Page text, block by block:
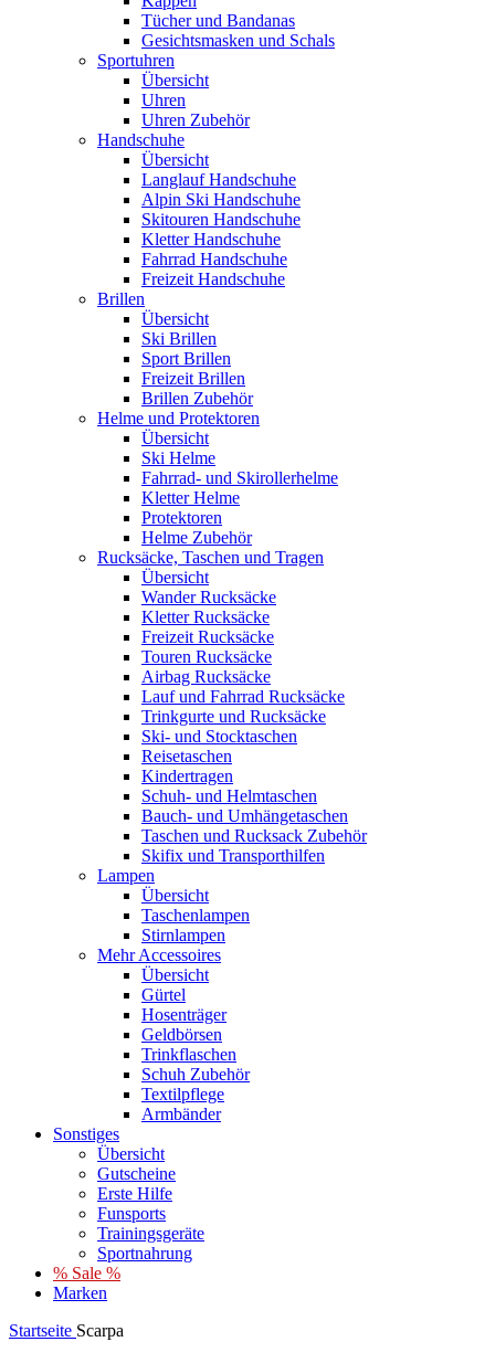
Tücher und Bandanas
Gesichtsmasken und Schals
Sportuhren
Übersicht
Uhren
Uhren Zubehör
Handschuhe
Übersicht
Langlauf Handschuhe
Alpin Ski Handschuhe
Skitouren Handschuhe
Kletter Handschuhe
Fahrrad Handschuhe
Freizeit Handschuhe
Brillen
Übersicht
Ski Brillen
Sport Brillen
Freizeit Brillen
Brillen Zubehör
Helme und Protektoren
Übersicht
Ski Helme
Fahrrad- und Skirollerhelme
Kletter Helme
Protektoren
Helme Zubehör
Rucksäcke, Taschen und Tragen
Übersicht
Wander Rucksäcke
Kletter Rucksäcke
Freizeit Rucksäcke
Touren Rucksäcke
Airbag Rucksäcke
Lauf und Fahrrad Rucksäcke
Trinkgurte und Rucksäcke
Ski- und Stocktaschen
Reisetaschen
Kindertragen
Schuh- und Helmtaschen
Bauch- und Umhängetaschen
Taschen und Rucksack Zubehör
Skifix und Transporthilfen
Lampen
Übersicht
Taschenlampen
Stirnlampen
Mehr Accessoires
Übersicht
Gürtel
Hosenträger
Geldbörsen
Trinkflaschen
Schuh Zubehör
Textilpflege
Armbänder
Sonstiges
Übersicht
Gutscheine
Erste Hilfe
Funsports
Trainingsgeräte
Sportnahrung
% Sale %
Marken
Startseite Scarpa